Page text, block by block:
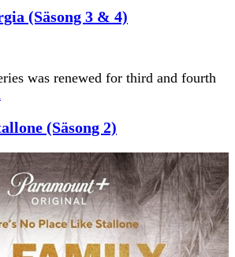
(Säsong 3 & 4)
was renewed for third and fourth
(Säsong 2)